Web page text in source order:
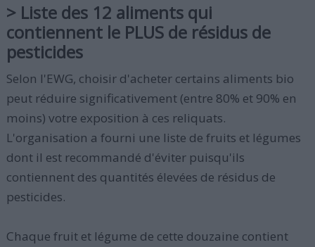
> Liste des 12 aliments qui
contiennent le PLUS de résidus de
pesticides
Selon l'EWG, choisir d'acheter certains aliments bio
peut réduire significativement (entre 80% et 90% en
moins) votre exposition à ces reliquats.
L'organisation a fourni une liste de fruits et légumes
dont il est recommandé d'éviter puisqu'ils
contiennent des quantités élevées de résidus de
pesticides.
Chaque fruit et légume de cette douzaine contient